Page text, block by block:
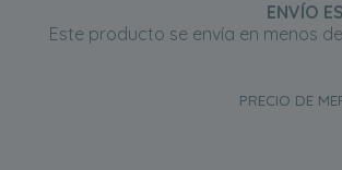
ENVÍO
Este producto se envía en menos
PRECIO DE